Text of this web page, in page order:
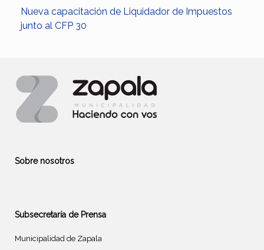
Nueva capacitación de Liquidador de Impuestos
junto al CFP 30
Sobre nosotros
Subsecretaría de Prensa
Municipalidad de Zapala